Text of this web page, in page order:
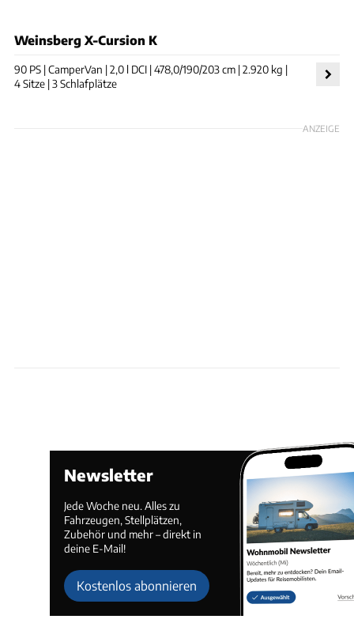
Weinsberg X-Cursion K
90 PS | CamperVan | 2,0 l DCI | 478,0/190/203 cm | 2.920 kg |
4 Sitze | 3 Schlafplätze
ANZEIGE
Newsletter
Jede Woche neu. Alles zu
Fahrzeugen, Stellplätzen,
Zubehör und mehr – direkt in
deine E-Mail!
Kostenlos abonnieren